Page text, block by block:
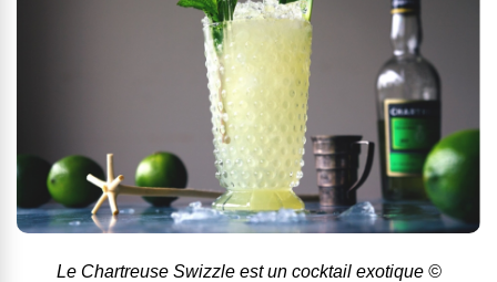
Le Chartreuse Swizzle est un cocktail exotique ©